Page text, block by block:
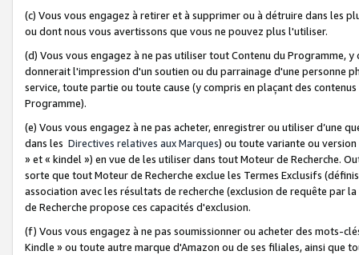
(c) Vous vous engagez à retirer et à supprimer ou à détruire dans les
ou dont nous vous avertissons que vous ne pouvez plus l'utiliser.
(d) Vous vous engagez à ne pas utiliser tout Contenu du Programme,
donnerait l'impression d'un soutien ou du parrainage d'une personne
service, toute partie ou toute cause (y compris en plaçant des
Programme).
(e) Vous vous engagez à ne pas acheter, enregistrer ou utiliser d’une
dans les Directives relatives aux Marques) ou toute variante ou
» et « kindel ») en vue de les utiliser dans tout Moteur de Recherche.
sorte que tout Moteur de Recherche exclue les Termes Exclusifs
association avec les résultats de recherche (exclusion de requête
de Recherche propose ces capacités d'exclusion.
(f) Vous vous engagez à ne pas soumissionner ou acheter des mots-
Kindle » ou toute autre marque d'Amazon ou de ses filiales, ainsi que